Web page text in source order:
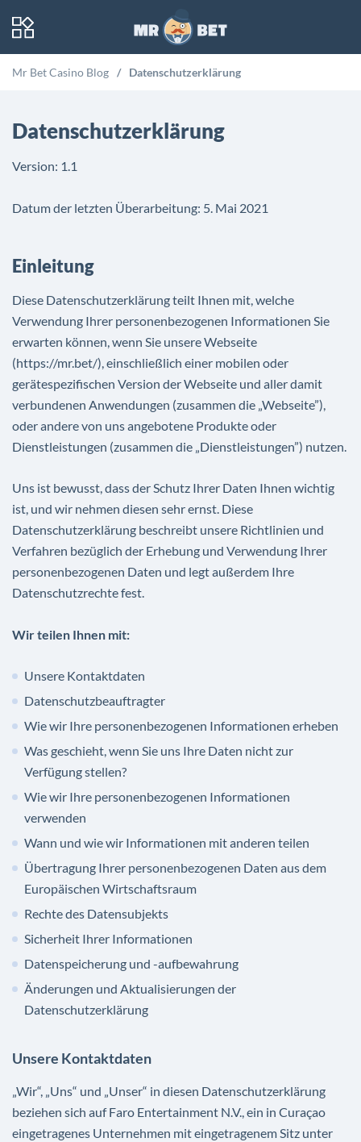
Mr Bet Casino Blog Datenschutzerklärung
Datenschutzerklärung
Version: 1.1
Datum der letzten Überarbeitung: 5. Mai 2021
Einleitung
Diese Datenschutzerklärung teilt Ihnen mit, welche
Verwendung Ihrer personenbezogenen Informationen Sie
erwarten können, wenn Sie unsere Webseite
(https://mr.bet/), einschließlich einer mobilen oder
gerätespezifischen Version der Webseite und aller damit
verbundenen Anwendungen (zusammen die „Webseite”),
oder andere von uns angebotene Produkte oder
Dienstleistungen (zusammen die „Dienstleistungen”) nutzen.
Uns ist bewusst, dass der Schutz Ihrer Daten Ihnen wichtig
ist, und wir nehmen diesen sehr ernst. Diese
Datenschutzerklärung beschreibt unsere Richtlinien und
Verfahren bezüglich der Erhebung und Verwendung Ihrer
personenbezogenen Daten und legt außerdem Ihre
Datenschutzrechte fest.
Wir teilen Ihnen mit:
Unsere Kontaktdaten
Datenschutzbeauftragter
Wie wir Ihre personenbezogenen Informationen erheben
Was geschieht, wenn Sie uns Ihre Daten nicht zur
Verfügung stellen?
Wie wir Ihre personenbezogenen Informationen
verwenden
Wann und wie wir Informationen mit anderen teilen
Übertragung Ihrer personenbezogenen Daten aus dem
Europäischen Wirtschaftsraum
Rechte des Datensubjekts
Sicherheit Ihrer Informationen
Datenspeicherung und -aufbewahrung
Änderungen und Aktualisierungen der
Datenschutzerklärung
Unsere Kontaktdaten
„Wir“, „Uns“ und „Unser“ in diesen Datenschutzerklärung
beziehen sich auf Faro Entertainment N.V., ein in Curaçao
eingetragenes Unternehmen mit eingetragenem Sitz unter